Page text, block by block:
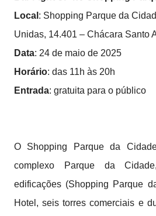
Local : Shopping Parque da
Unidas, 14.401 – Chácara Santo
Data: 24 de maio de 2025
Horário: das 11h às 20h
Entrada: gratuita para o público
O Shopping Parque da
complexo Parque da
edificações (Shopping Parque
Hotel, seis torres comerciais e